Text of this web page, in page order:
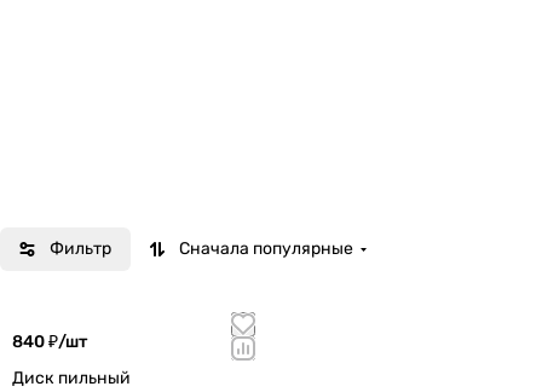
Фильтр Сначала популярные
840 ₽/шт
Диск пильный